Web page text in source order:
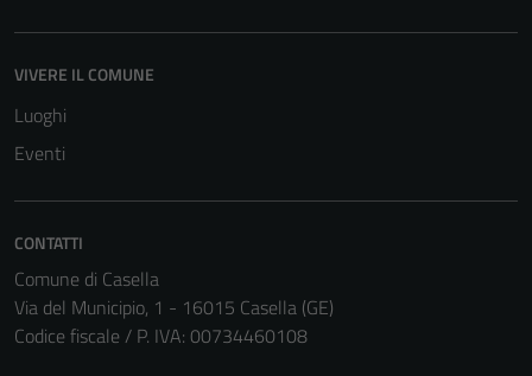
VIVERE IL COMUNE
Luoghi
Eventi
CONTATTI
Comune di Casella
Via del Municipio, 1 - 16015 Casella (GE)
Codice fiscale / P. IVA: 00734460108
non raccolgono
informazioni